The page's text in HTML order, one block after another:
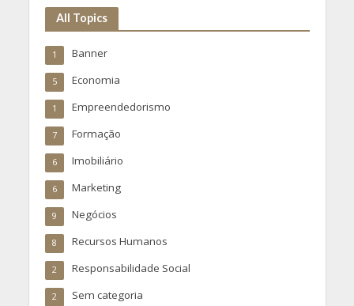
All Topics
Banner
1
Economia
5
Empreendedorismo
1
Formação
7
Imobiliário
6
Marketing
6
Negócios
9
Recursos Humanos
8
Responsabilidade Social
2
Sem categoria
2